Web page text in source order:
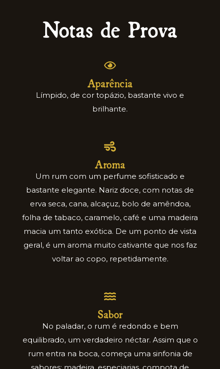
Notas de Prova
Aparência
Límpido, de cor topázio, bastante vivo e
brilhante.
Aroma
Um rum com um perfume sofisticado e
bastante elegante. Nariz doce, com notas de
erva seca, cana, alcaçuz, bolo de amêndoa,
folha de tabaco, caramelo, café e uma madeira
macia um tanto exótica. De um ponto de vista
geral, é um aroma muito cativante que nos faz
voltar ao copo, repetidamente.
Sabor
No paladar, o rum é redondo e bem
equilibrado, um verdadeiro néctar. Assim que o
rum entra na boca, começa uma sinfonia de